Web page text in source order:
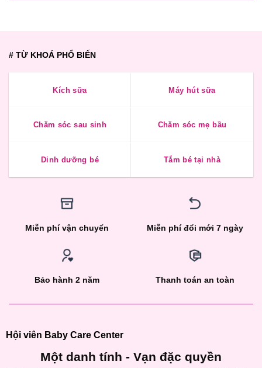
# TỪ KHOÁ PHỔ BIẾN
Kích sữa Máy hút sữa
Chăm sóc sau sinh Chăm sóc mẹ bầu
Dinh dưỡng bé Tắm bé tại nhà
Miễn phí vận chuyển Miễn phí đổi mới 7 ngày
Bảo hành 2 năm Thanh toán an toàn
Hội viên Baby Care Center
Một danh tính - Vạn đặc quyền